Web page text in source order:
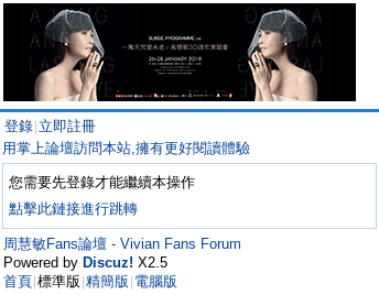
登錄 立即註冊
用掌上論壇訪問本站,擁有更好閱讀體驗
您需要先登錄才能繼續本操作
點擊此鏈接進行跳轉
周慧敏Fans論壇 - Vivian Fans Forum
Powered by Discuz! X2.5
首頁 標準版 精簡版 電腦版